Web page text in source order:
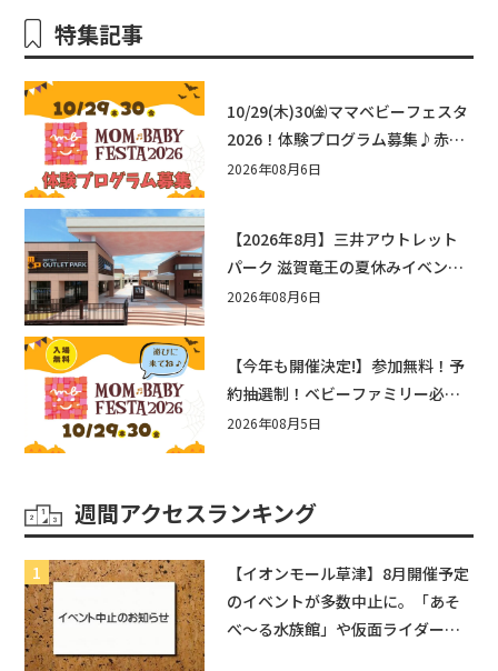
特集記事
10/29(木)30㈮ママベビーフェスタ
2026！体験プログラム募集♪赤ち
ゃん向けイベントに出演しません
2026年08月6日
【2026年8月】三井アウトレット
パーク 滋賀竜王の夏休みイベント
まとめ！びしょぬれ水あそび・激
2026年08月6日
【今年も開催決定!】参加無料！予
約抽選制！ベビーファミリー必見
☆入場無料☆10/29(木)30(金)ママ
2026年08月5日
週間アクセスランキング
【イオンモール草津】8月開催予定
のイベントが多数中止に。「あそ
べ〜る水族館」や仮面ライダーシ